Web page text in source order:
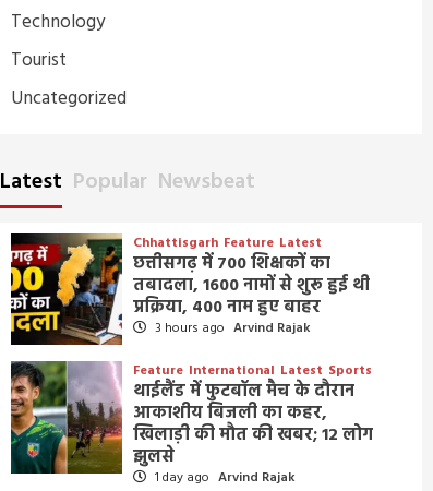
Technology
Tourist
Uncategorized
Latest Popular Newsbeat
Chhattisgarh Feature Latest
छत्तीसगढ़ में 700 शिक्षकों का
तबादला, 1600 नामों से शुरू हुई थी
प्रक्रिया, 400 नाम हुए बाहर
3 hours ago Arvind Rajak
Feature International Latest Sports
थाईलैंड में फुटबॉल मैच के दौरान
आकाशीय बिजली का कहर,
खिलाड़ी की मौत की खबर; 12 लोग
झुलसे
1 day ago Arvind Rajak